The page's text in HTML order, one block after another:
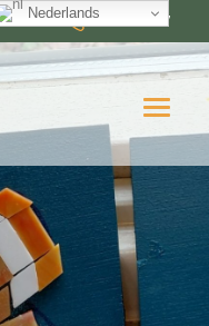
0641124587
Home
Over mij
Workshops en cursussen
Gallery Suncorner
Nederlands